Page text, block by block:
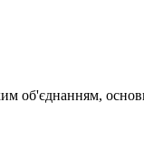
об'єднанням,